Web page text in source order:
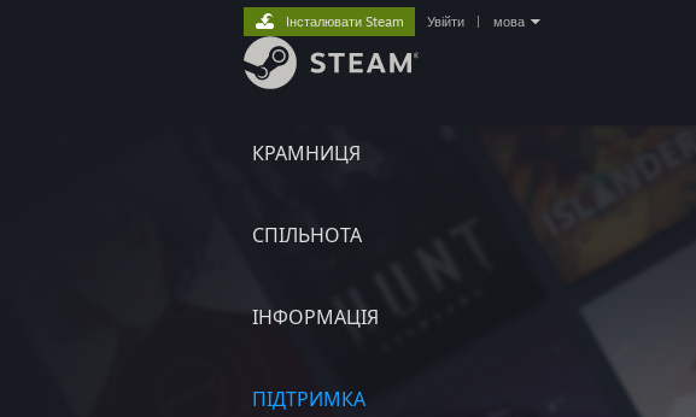
КРАМНИЦЯ
СПІЛЬНОТА
ІНФОРМАЦІЯ
ПІДТРИМКА
Інсталювати Steam Увійти мова